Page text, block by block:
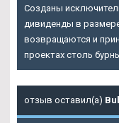
Созданы
дивиденды в
возвращаются и
проектах столь
отзыв оставил(а)